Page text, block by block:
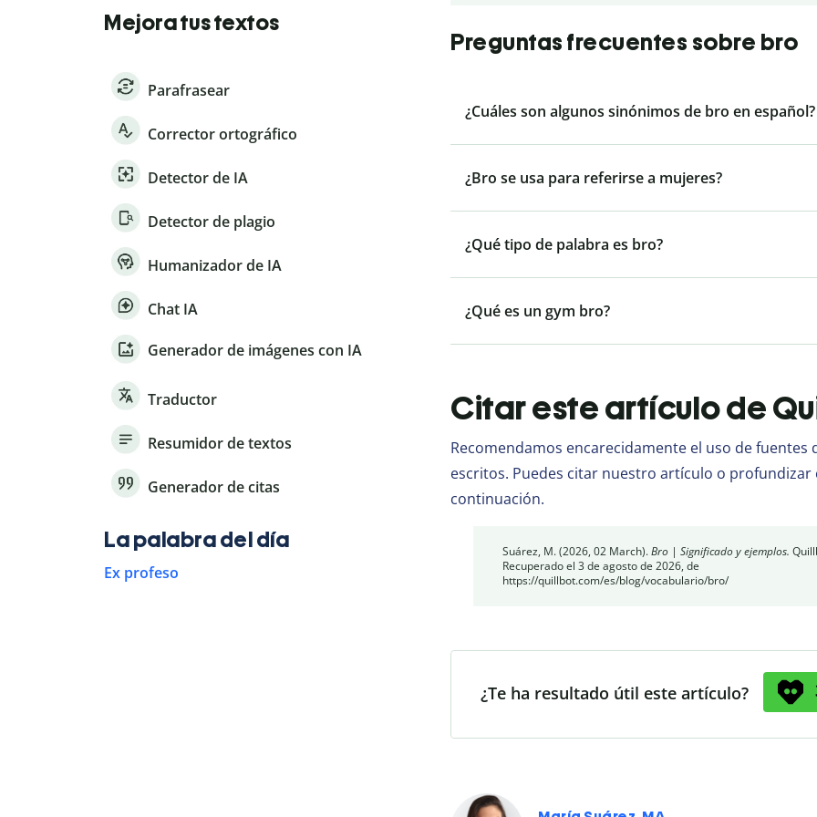
Preguntas frecuentes sobre bro
¿Cuáles son algunos sinónimos de bro en español?
¿Bro se usa para referirse a mujeres?
¿Qué tipo de palabra es bro?
¿Qué es un gym bro?
Citar este artículo de
Recomendamos encarecidamente el uso de
escritos. Puedes citar nuestro artículo o profundizar
continuación.
Suárez, M. (2026, 02 March).Bro | Significado y ejemplos.
Recuperado el 3 de agosto de 2026, de
https://quillbot.com/es/blog/vocabulario/bro/
¿Te ha resultado útil este artículo?
Mejora tus textos
Parafrasear
Corrector ortográfico
Detector de IA
Detector de plagio
Humanizador de IA
Chat IA
Generador de imágenes con IA
Traductor
Resumidor de textos
Generador de citas
La palabra del día
Ex profeso